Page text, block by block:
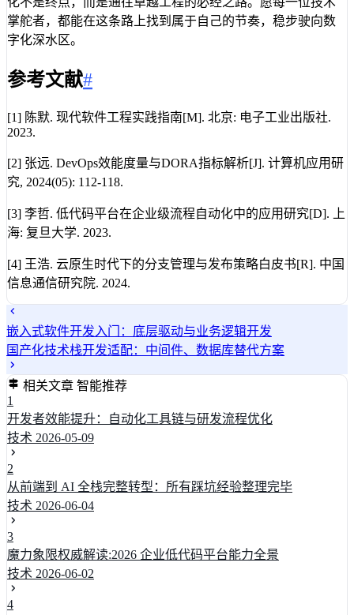
掌舵者，都能在这条路上找到属于自己的节奏，稳步驶向数
字化深水区。
参考文献#
[1] 陈默. 现代软件工程实践指南[M]. 北京: 电子工业出版社.
2023.
[2] 张远. DevOps效能度量与DORA指标解析[J]. 计算机应用研
究, 2024(05): 112-118.
[3] 李哲. 低代码平台在企业级流程自动化中的应用研究[D]. 上
海: 复旦大学. 2023.
[4] 王浩. 云原生时代下的分支管理与发布策略白皮书[R]. 中国
信息通信研究院. 2024.
嵌入式软件开发入门：底层驱动与业务逻辑开发
国产化技术栈开发适配：中间件、数据库替代方案
相关文章 智能推荐
1
开发者效能提升：自动化工具链与研发流程优化
技术 2026-05-09
2
从前端到 AI 全栈完整转型：所有踩坑经验整理完毕
技术 2026-06-04
3
魔力象限权威解读:2026 企业低代码平台能力全景
技术 2026-06-02
4